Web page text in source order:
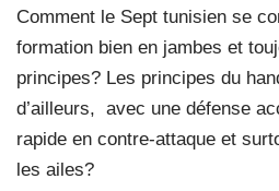
Comment le Sept tunisien se
formation bien en jambes et
principes? Les principes du
d’ailleurs, avec une défense
rapide en contre-attaque et
les ailes?